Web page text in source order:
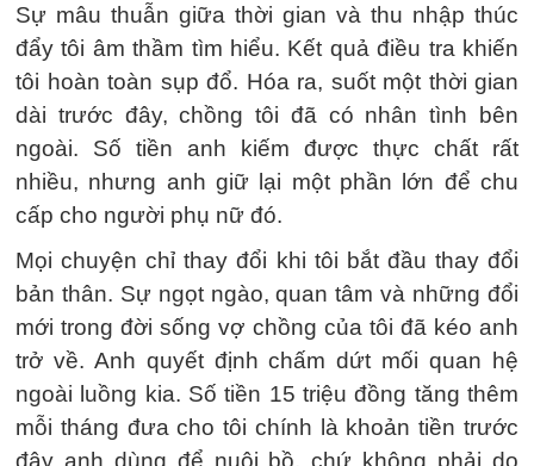
Sự mâu thuẫn giữa thời gian và thu nhập thúc
đẩy tôi âm thầm tìm hiểu. Kết quả điều tra khiến
tôi hoàn toàn sụp đổ. Hóa ra, suốt một thời gian
dài trước đây, chồng tôi đã có nhân tình bên
ngoài. Số tiền anh kiếm được thực chất rất
nhiều, nhưng anh giữ lại một phần lớn để chu
cấp cho người phụ nữ đó.
Mọi chuyện chỉ thay đổi khi tôi bắt đầu thay đổi
bản thân. Sự ngọt ngào, quan tâm và những đổi
mới trong đời sống vợ chồng của tôi đã kéo anh
trở về. Anh quyết định chấm dứt mối quan hệ
ngoài luồng kia. Số tiền 15 triệu đồng tăng thêm
mỗi tháng đưa cho tôi chính là khoản tiền trước
đây anh dùng để nuôi bồ, chứ không phải do